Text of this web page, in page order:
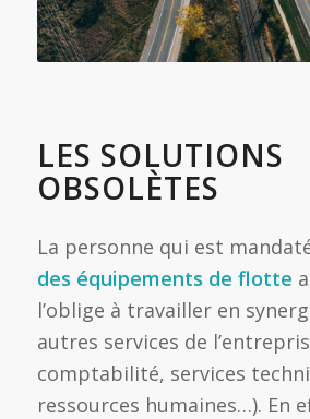
LES SOLUTIONS
OBSOLÈTES
La personne qui est
des équipements de flotte
l’oblige à travailler en
autres services de
comptabilité, services
ressources humaines…). En